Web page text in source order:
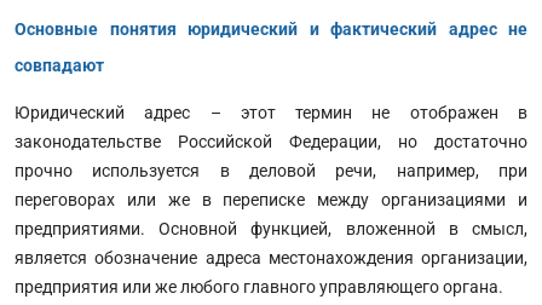
Основные понятия юридический и фактический адрес не
совпадают
Юридический адрес – этот термин не отображен в
законодательстве Российской Федерации, но достаточно
прочно используется в деловой речи, например, при
переговорах или же в переписке между организациями и
предприятиями. Основной функцией, вложенной в смысл,
является обозначение адреса местонахождения организации,
предприятия или же любого главного управляющего органа.